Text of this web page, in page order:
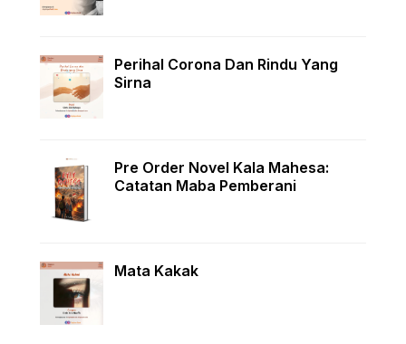
Perihal Corona Dan Rindu Yang
Sirna
Pre Order Novel Kala Mahesa:
Catatan Maba Pemberani
Mata Kakak